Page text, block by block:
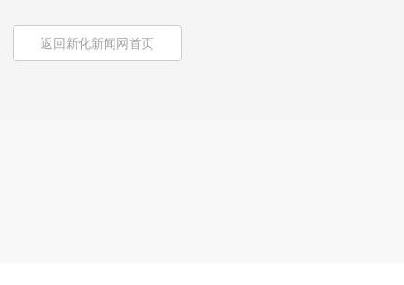
返回新化新闻网首页